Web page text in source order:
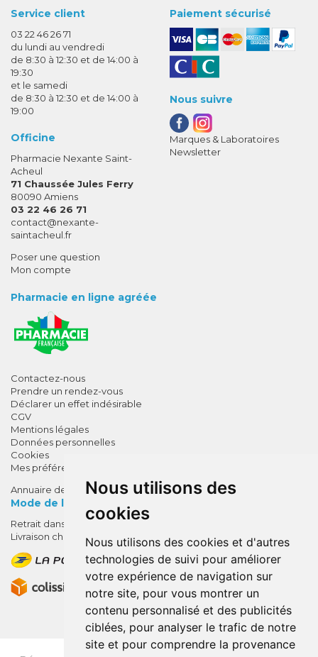
Nous utilisons des
cookies
Nous utilisons des cookies et d'autres
technologies de suivi pour améliorer
votre expérience de navigation sur
notre site, pour vous montrer un
contenu personnalisé et des publicités
ciblées, pour analyser le trafic de notre
site et pour comprendre la provenance
Service client
03 22 46 26 71
du lundi au vendredi
de 8:30 à 12:30 et de 14:00 à
19:30
et le samedi
de 8:30 à 12:30 et de 14:00 à
19:00
Officine
Pharmacie Nexante Saint-
Acheul
71 Chaussée Jules Ferry
80090 Amiens
03 22 46 26 71
contact-
@-
nexante-
saintacheul.fr
Poser une question
Mon compte
Paiement sécurisé
Nous suivre
Marques & Laboratoires
Newsletter
Pharmacie en ligne agréée
Contactez-nous
Prendre un rendez-vous
Déclarer un effet indésirable
CGV
Mentions légales
Données personnelles
Cookies
Mes préférences Cookies
Annuaire des pharmacies
Mode de livraison
Retrait dans la pharmacie
Livraison chez vous
SUR VOTRE 1ÈRE COMMANDE*
AVEC LE CODE
BIENVENUE10
* sans minimum d'achat , hors
médicaments et produits en offre,
utilisez le code au moment de la